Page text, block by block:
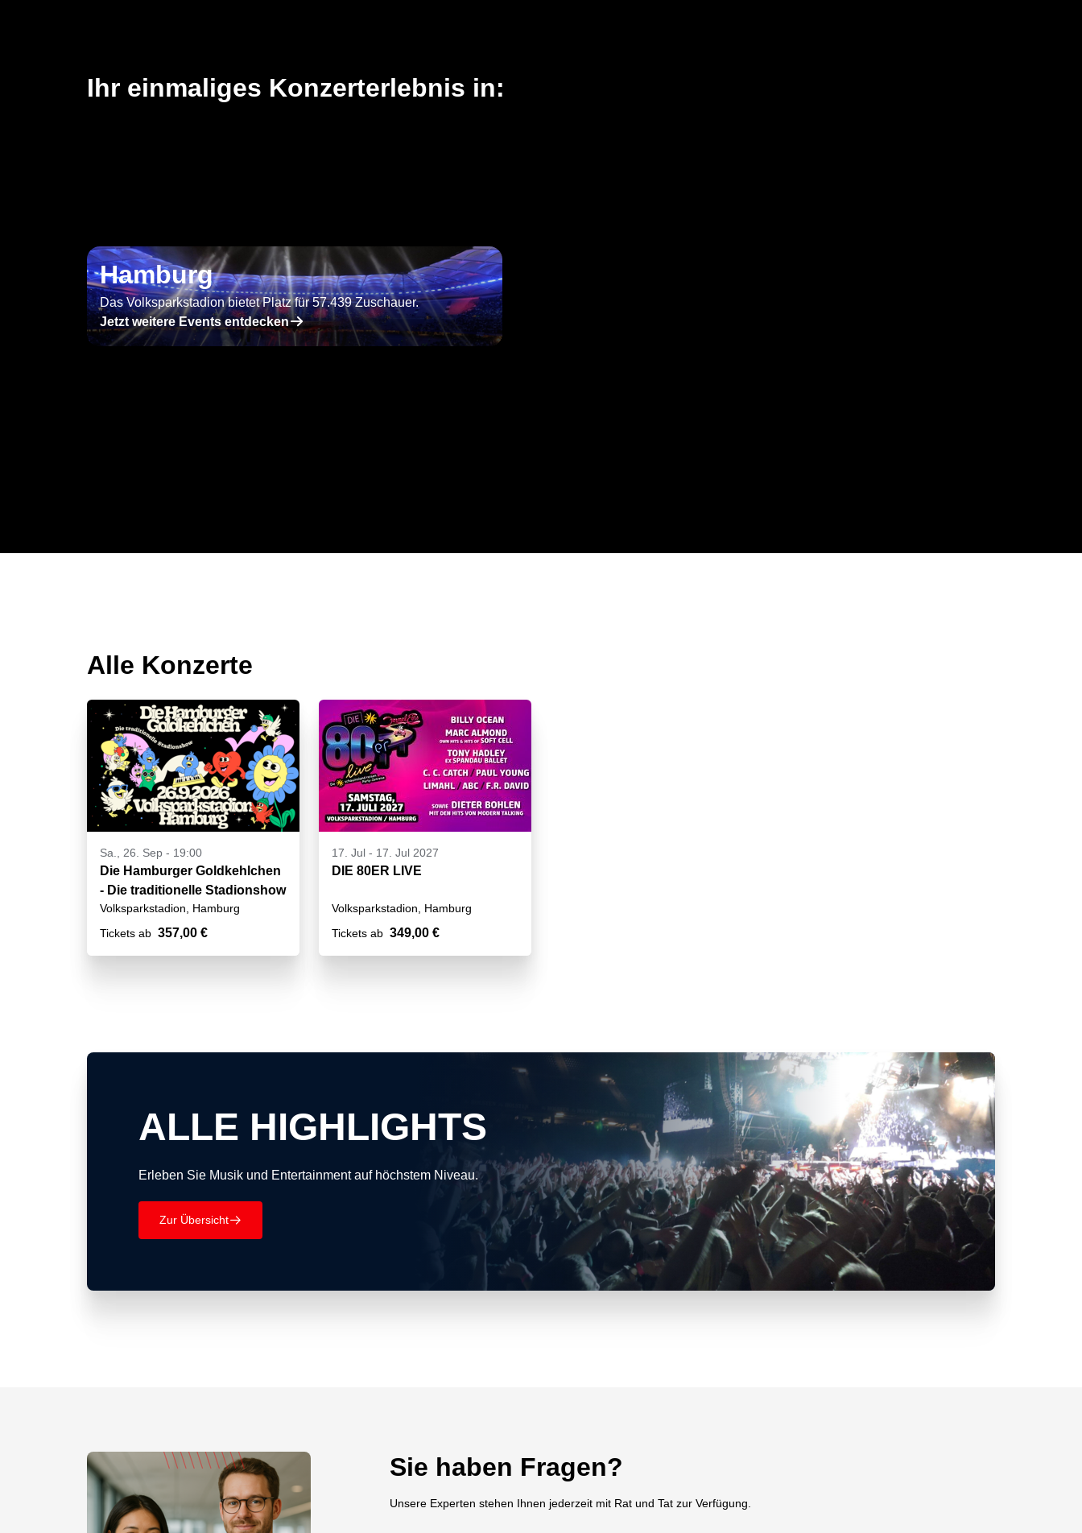
Ihr einmaliges Konzerterlebnis in:
Hamburg
Das Volksparkstadion bietet Platz für 57.439 Zuschauer.
Jetzt weitere Events entdecken􀄫
Alle Konzerte
Sa., 26. Sep - 19:00
Die Hamburger Goldkehlchen
- Die traditionelle Stadionshow
Volksparkstadion, Hamburg
Tickets ab 357,00 €
17. Jul - 17. Jul 2027
DIE 80ER LIVE
Volksparkstadion, Hamburg
Tickets ab 349,00 €
ALLE HIGHLIGHTS
Erleben Sie Musik und Entertainment auf höchstem Niveau.
Zur Übersicht􀄫
Sie haben Fragen?
Unsere Experten stehen Ihnen jederzeit mit Rat und Tat zur Verfügung.